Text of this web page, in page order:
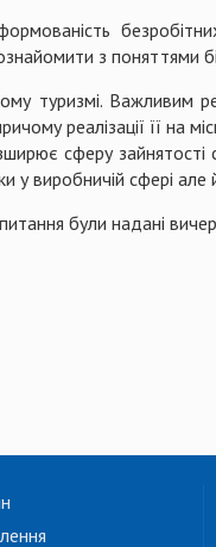
з поняттями
туризмі. Важливим
реалізації її на
сферу зайнятості
у виробничій сфері але
були надані